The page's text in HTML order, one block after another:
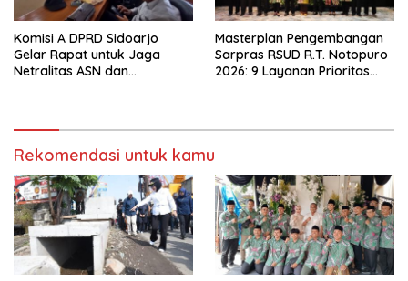
Komisi A DPRD Sidoarjo
Gelar Rapat untuk Jaga
Netralitas ASN dan
Masterplan Pengembangan
Sarpras RSUD R.T. Notopuro
2026: 9 Layanan Prioritas
Rekomendasi untuk kamu